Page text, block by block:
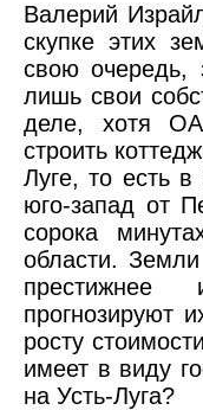
Валерий
скупке этих
свою очередь,
лишь свои
деле, хотя
строить
Луге, то есть
юго-запад от
сорока
области.
прогнозируют
росту
имеет в виду
на Усть-Луга?